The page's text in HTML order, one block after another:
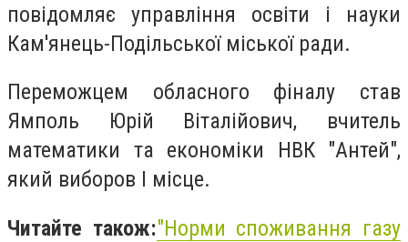
повідомляє управління освіти і науки
Кам'янець-Подільської міської ради.
Переможцем обласного фіналу став
Ямполь Юрій Віталійович, вчитель
математики та економіки НВК "Антей",
який виборов І місце.
Читайте також:"Норми споживання газу